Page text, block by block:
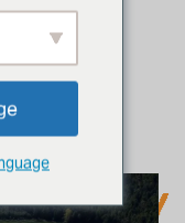
na
a
Gold